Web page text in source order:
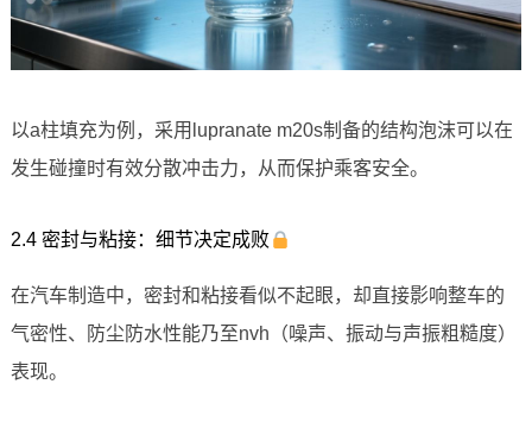
以a柱填充为例，采用lupranate m20s制备的结构泡沫可以在
发生碰撞时有效分散冲击力，从而保护乘客安全。
2.4 密封与粘接：细节决定成败
在汽车制造中，密封和粘接看似不起眼，却直接影响整车的
气密性、防尘防水性能乃至nvh（噪声、振动与声振粗糙度）
表现。